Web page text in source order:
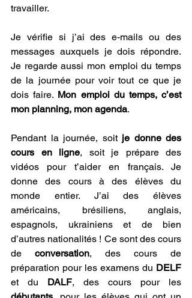
travailler.
Je vérifie si j’ai des e-mails ou des
messages auxquels je dois répondre.
Je regarde aussi mon emploi du temps
de la journée pour voir tout ce que je
dois faire. Mon emploi du temps, c’est
mon planning, mon agenda.
Pendant la journée, soit je donne des
cours en ligne, soit je prépare des
vidéos pour t’aider en français. Je
donne des cours à des élèves du
monde entier. J’ai des élèves
américains, brésiliens, anglais,
espagnols, ukrainiens et de bien
d’autres nationalités ! Ce sont des cours
de conversation, des cours de
préparation pour les examens du
et du DALF